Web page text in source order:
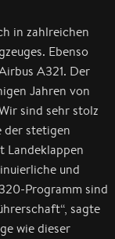
in zahlreichen
Ebenso
A321. Der
Jahren von
sind sehr stolz
der stetigen
Landeklappen
und
Programm sind
sagte
wie dieser